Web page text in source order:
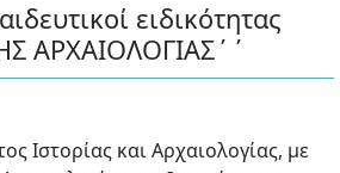
ειδικότητας
ΑΡΧΑΙΟΛΟΓΙΑΣ΄΄
Ιστορίας και Αρχαιολογίας, με